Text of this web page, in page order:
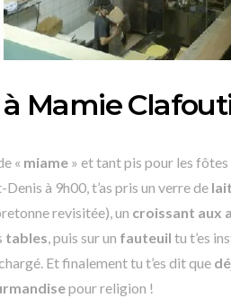
Mamie
« miame » et tant pis pour les fôtes
à 9h00, t’as pris un verre de lait
revisitée), un croissant aux
tables, puis sur un fauteuil tu t’es
chargé. Et finalement tu t’es dit que
pour religion !